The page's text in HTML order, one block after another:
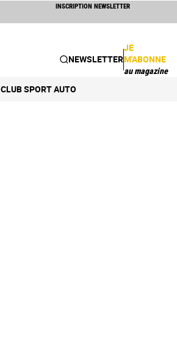
INSCRIPTION NEWSLETTER
NEWSLETTER
JE
M'ABONNE
au magazine
CLUB SPORT AUTO